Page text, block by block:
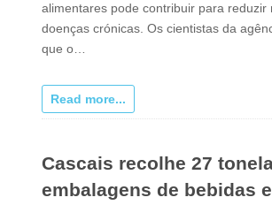
alimentares pode contribuir para reduzir
doenças crónicas. Os cientistas da
que o…
Read more...
Cascais recolhe 27
embalagens de bebidas